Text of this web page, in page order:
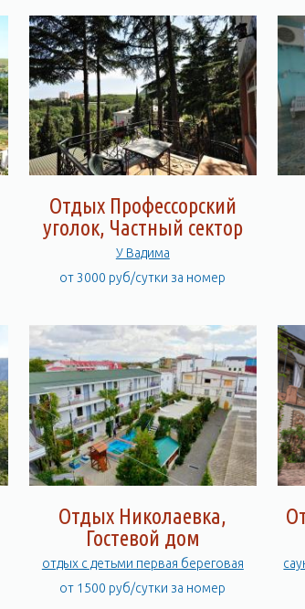
Отдых Профессорский
уголок, Частный сектор
У Вадима
от 3000 руб/сутки за номер
Отдых Николаевка,
Гостевой дом
отдых с детьми первая береговая
от 1500 руб/сутки за номер